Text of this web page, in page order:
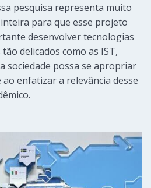
pesquisa representa muito
para que esse projeto
desenvolver tecnologias
delicados como as IST,
sociedade possa se apropriar
ao enfatizar a relevância desse